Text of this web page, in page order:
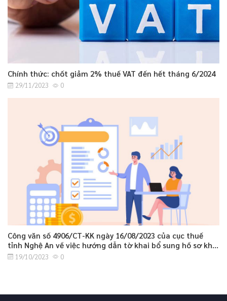
Chính thức: chốt giảm 2% thuế VAT đến hết tháng 6/2024
29/11/2023 0
Công văn số 4906/CT-KK ngày 16/08/2023 của cục thuế
tỉnh Nghệ An về việc hướng dẫn tờ khai bổ sung hồ sơ khai
thuế GTGT.
19/10/2023 0